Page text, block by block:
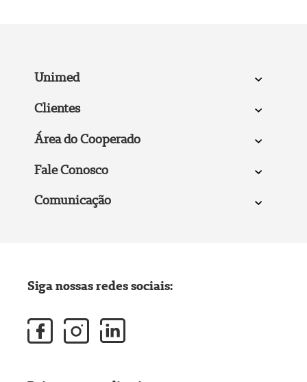
Unimed
Clientes
Área do Cooperado
Fale Conosco
Comunicação
Siga nossas redes sociais: